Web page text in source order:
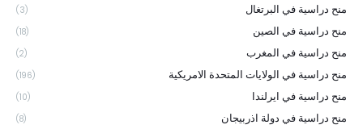
منح دراسية في البرتغال (3)
منح دراسية في الصين (18)
منح دراسية في المغرب (2)
منح دراسية في الولايات المتحدة الامريكية (196)
منح دراسية في ايرلندا (10)
منح دراسية في دولة اذربيجان (8)